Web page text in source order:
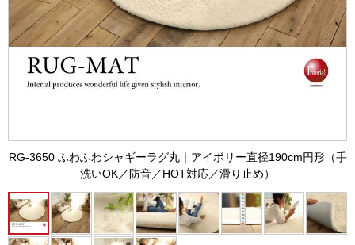
RG-3650 ふわふわシャギーラグ丸｜アイボリー直径190cm円形（手
洗いOK／防音／HOT対応／滑り止め）